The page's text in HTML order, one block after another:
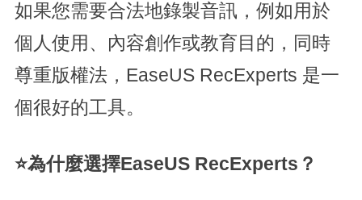
如果您需要合法地錄製音訊，例如用於
個人使用、內容創作或教育目的，同時
尊重版權法，EaseUS RecExperts 是一
個很好的工具。
⭐為什麼選擇EaseUS RecExperts？